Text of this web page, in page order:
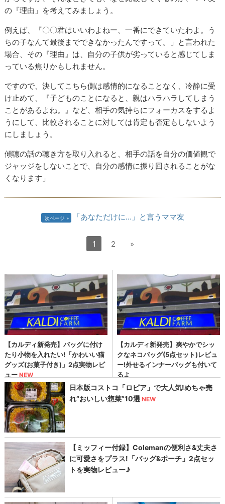
の『理由」を考えてみましょう。
例えば、『〇〇君はいいわよねー、一番にできていたわよ。う
ちの子なんて最後までできなかったんですって。」と言われた
場合、その『理由』は、自分の子供が劣っていると感じてしま
っている焦りかもしれません。
ですので、決してこちら側は感情的になることなく、冷静に受
け止めて、『子どものことになると、親はハラハラしてしまう
ことがあるよね。』など、相手の気持ちにフォーカスをするよ
うにして、比較されることに対しては肯定も否定もしないよう
にしましょう。
傾聴の話の聴き方を取り入れると、相手の話を自分の価値観で
ジャッジをしないことで、自分の感情に振り回されることがな
くなります」
次ページ 「あなただけに…」と言うママ友
1 2 »